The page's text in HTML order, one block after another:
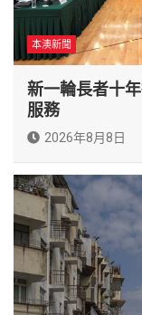
本澳新聞
新一輪長者十
服務
2026年8月8日